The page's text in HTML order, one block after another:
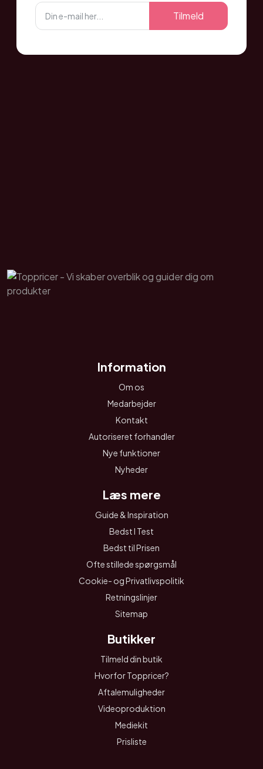
Tilmeld
Information
Om os
Medarbejder
Kontakt
Autoriseret forhandler
Nye funktioner
Nyheder
Læs mere
Guide & Inspiration
Bedst I Test
Bedst til Prisen
Ofte stillede spørgsmål
Cookie- og Privatlivspolitik
Retningslinjer
Sitemap
Butikker
Tilmeld din butik
Hvorfor Toppricer?
Aftalemuligheder
Videoproduktion
Mediekit
Prisliste